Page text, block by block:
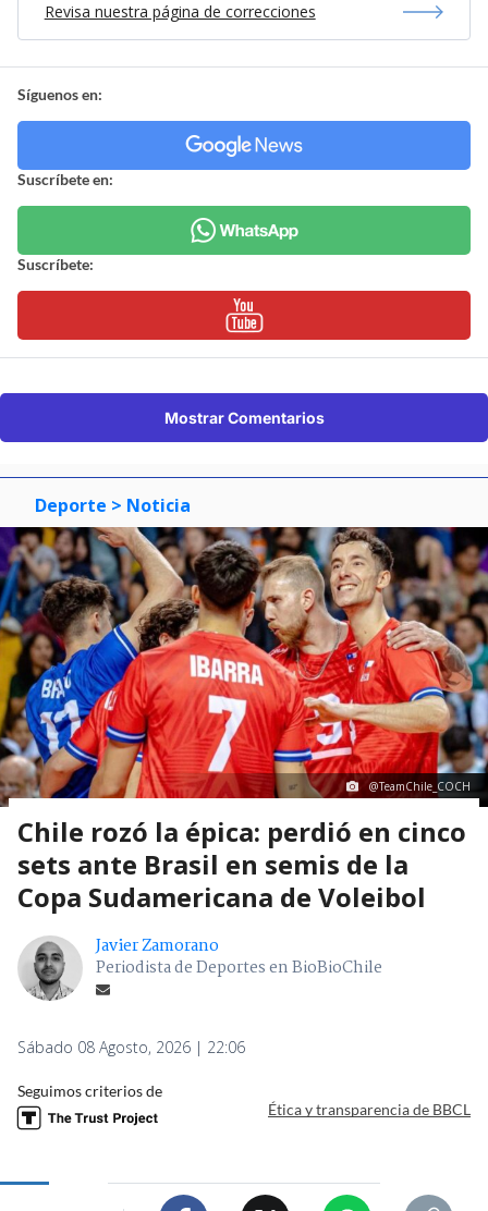
Revisa nuestra página de correcciones
Síguenos en:
Suscríbete en:
Suscríbete:
Mostrar Comentarios
Deporte > Noticia
@TeamChile_COCH
Chile rozó la épica: perdió en cinco
sets ante Brasil en semis de la
Copa Sudamericana de Voleibol
Javier Zamorano
Periodista de Deportes en BioBioChile
Sábado 08 Agosto, 2026 | 22:06
Seguimos criterios de
Ética y transparencia de BBCL